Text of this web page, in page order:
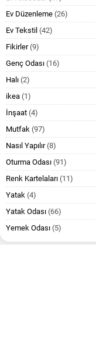
Ev Düzenleme (26)
Ev Tekstil (42)
Fikirler(9)
Genç Odası (16)
Halı (2)
ikea (1)
İnşaat (4)
Mutfak (97)
Nasıl Yapılır(8)
Oturma Odası (91)
Renk Kartelaları (11)
Yatak (4)
Yatak Odası (66)
Yemek Odası (5)